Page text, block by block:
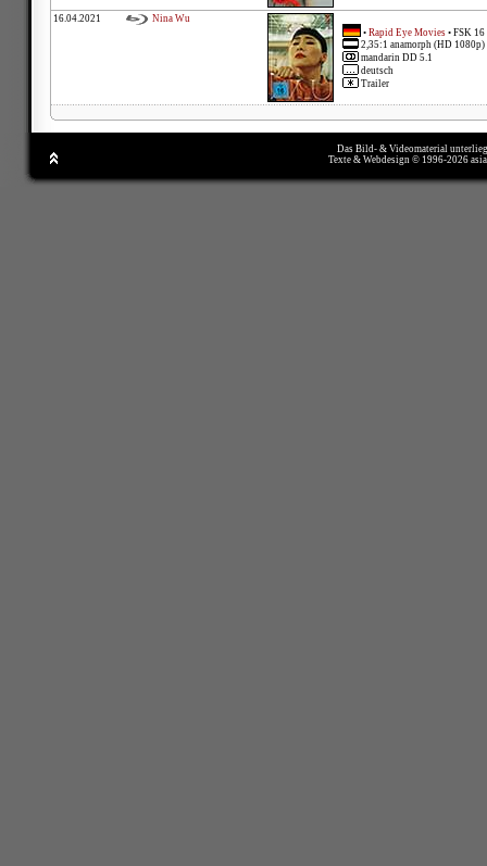
16.04.2021
Nina Wu
• Rapid Eye Movies • FSK 16
2,35:1 anamorph (HD 1080p)
mandarin DD 5.1
deutsch
Trailer
Das Bild- & Videomaterial
Texte & Webdesign © 1996-2026